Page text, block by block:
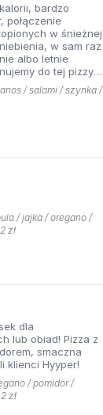
bardzo
połączenie
w śnieżnej
albo letnie
dodatkiem cebuli.
/ salami / szynka /
/ jajka / oregano /
zł
dla
Pizza z
smaczna
klienci Hyyper!
/ pomidor /
zł